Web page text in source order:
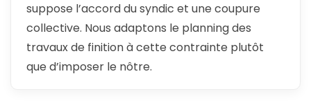
suppose l’accord du syndic et une coupure
collective. Nous adaptons le planning des
travaux de finition à cette contrainte plutôt
que d’imposer le nôtre.